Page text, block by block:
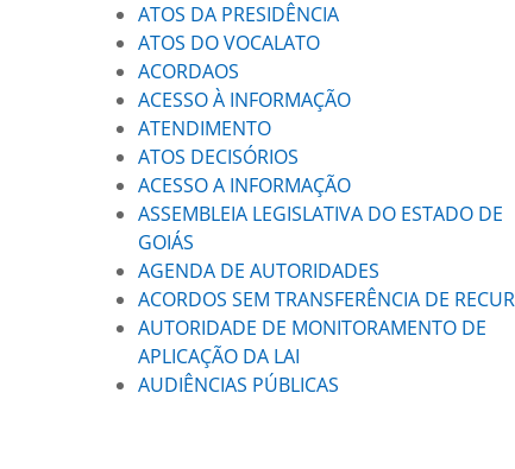
ATOS DA PRESIDÊNCIA
ATOS DO VOCALATO
ACORDAOS
ACESSO À INFORMAÇÃO
ATENDIMENTO
ATOS DECISÓRIOS
ACESSO A INFORMAÇÃO
ASSEMBLEIA LEGISLATIVA DO ESTADO DE
GOIÁS
AGENDA DE AUTORIDADES
ACORDOS SEM TRANSFERÊNCIA DE
AUTORIDADE DE MONITORAMENTO DE
APLICAÇÃO DA LAI
AUDIÊNCIAS PÚBLICAS